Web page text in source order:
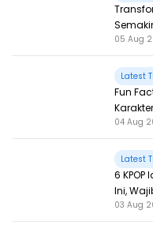
05 Aug
Latest
Fun Fact Spider-Man Brand New
04 Aug
Latest
6
Ini,
03 Aug